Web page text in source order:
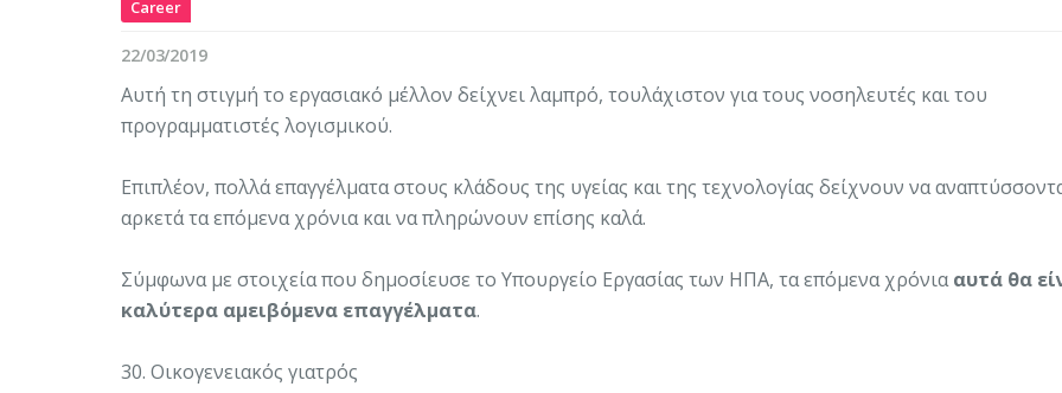
Career
22/03/2019
Αυτή τη στιγμή το εργασιακό μέλλον δείχνει λαμπρό, τουλάχιστον για τους νοσηλευτές και του
προγραμματιστές λογισμικού.
Επιπλέον, πολλά επαγγέλματα στους κλάδους της υγείας και της τεχνολογίας δείχνουν να
αρκετά τα επόμενα χρόνια και να πληρώνουν επίσης καλά.
Σύμφωνα με στοιχεία που δημοσίευσε το Υπουργείο Εργασίας των ΗΠΑ, τα επόμενα χρόνιααυτά θα
καλύτερα αμειβόμενα επαγγέλματα.
30. Οικογενειακός γιατρός